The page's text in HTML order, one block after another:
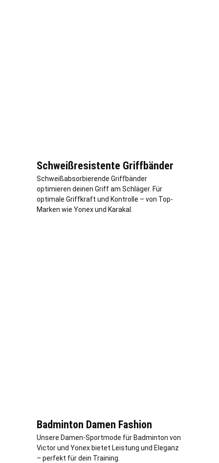
Schweißresistente Griffbänder
Schweißabsorbierende Griffbänder
optimieren deinen Griff am Schläger. Für
optimale Griffkraft und Kontrolle – von Top-
Marken wie Yonex und Karakal.
Badminton Damen Fashion
Unsere Damen-Sportmode für Badminton von
Victor und Yonex bietet Leistung und Eleganz
– perfekt für dein Training.